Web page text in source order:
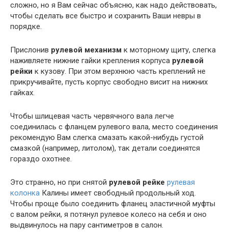
сложно, но я Вам сейчас объясню, как надо действовать,
чтобы сделать все быстро и сохранить Ваши невры в
порядке.
Прислонив рулевой механизм к моторному щиту, слегка
наживляете нижние гайки крепления корпуса рулевой
рейки к кузову. При этом верхнюю часть креплений не
прикручивайте, пусть корпус свободно висит на нижних
гайках.
Чтобы шлицевая часть червячного вала легче
соединилась с фланцем рулевого вала, место соединения
рекомендую Вам слегка смазать какой-нибудь густой
смазкой (например, литолом), так детали соединятся
гораздо охотнее.
Это странно, но при снятой рулевой рейке рулевая
колонка Калины имеет свободный продольный ход.
Чтобы проще было соединить фланец эластичной муфты
с валом рейки, я потянул рулевое колесо на себя и оно
выдвинулось на пару сантиметров в салон.